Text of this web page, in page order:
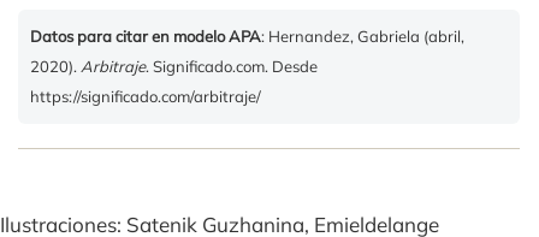
Datos para citar en modelo APA: Hernandez, Gabriela (abril,
2020). Arbitraje. Significado.com. Desde
https://significado.com/arbitraje/
Ilustraciones: Satenik Guzhanina, Emieldelange